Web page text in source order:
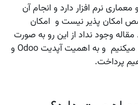
نرم افزار دارد و انجام آن
امکان پذیر نیست و امکان
وجود نداد از این رو به صورت
کلی این فرایند را برسی میکنیم و به اهمیت آپدیت Odoo و
پرداخت.